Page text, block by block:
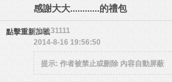
感謝大大............的禮包
點擊重新加載b12131111
2014-8-16 19:56:50
提示: 作者被禁止或刪除 內容自動屏蔽